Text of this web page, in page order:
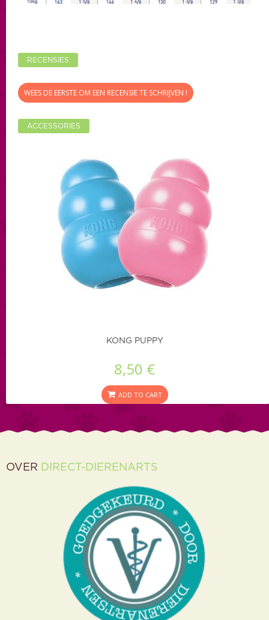
RECENSIES
WEES DE EERSTE OM EEN RECENSIE TE SCHRIJVEN !
ACCESSORIES
KONG PUPPY
8,50 €
ADD TO CART
OVER DIRECT-DIERENARTS